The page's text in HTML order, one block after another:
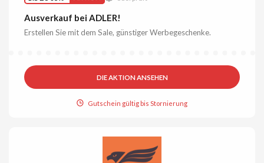
Ausverkauf bei ADLER!
Erstellen Sie mit dem Sale, günstiger Werbegeschenke.
DIE AKTION ANSEHEN
Gutschein gültig bis Stornierung